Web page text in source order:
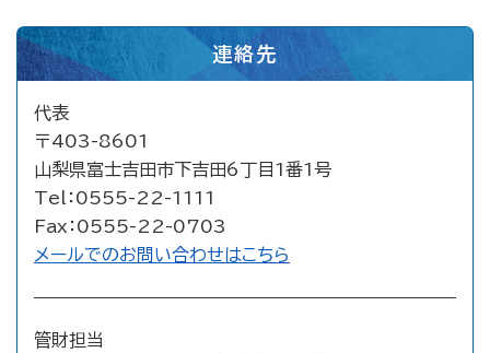
連絡先
代表
〒403-8601
山梨県富士吉田市下吉田6丁目1番1号
Tel：0555-22-1111
Fax：0555-22-0703
メールでのお問い合わせはこちら
管財担当